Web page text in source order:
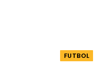
FUTBOL